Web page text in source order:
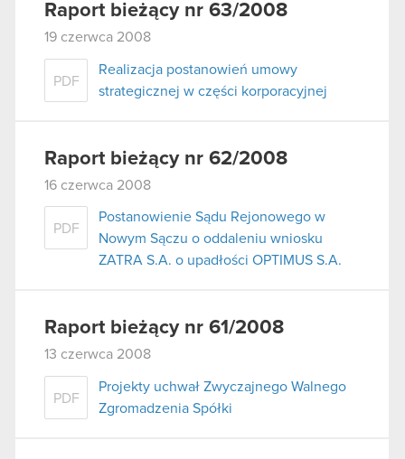
Raport bieżący nr 63/2008
19 czerwca 2008
PDF
Realizacja postanowień umowy
strategicznej w części korporacyjnej
Raport bieżący nr 62/2008
16 czerwca 2008
PDF
Postanowienie Sądu Rejonowego w
Nowym Sączu o oddaleniu wniosku
ZATRA S.A. o upadłości OPTIMUS S.A.
Raport bieżący nr 61/2008
13 czerwca 2008
PDF
Projekty uchwał Zwyczajnego Walnego
Zgromadzenia Spółki